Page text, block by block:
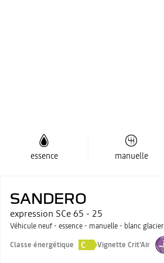
essence manuelle
SANDERO
expression SCe 65 - 25
Véhicule neuf - essence - manuelle - blanc glacier
Classe énergétique
C Vignette Crit'Air